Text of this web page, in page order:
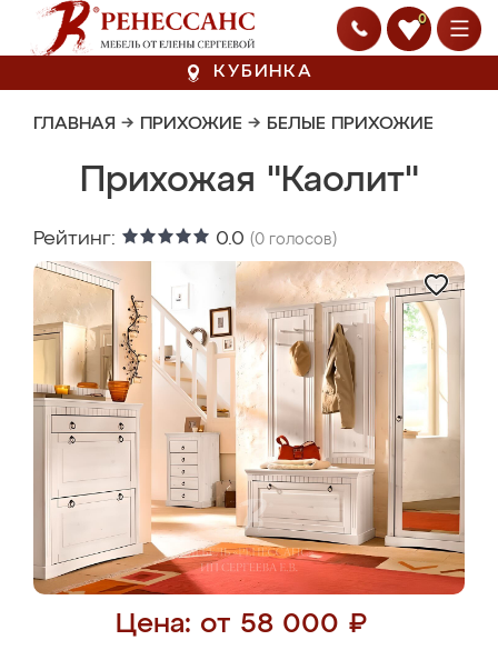
0
КУБИНКА
ГЛАВНАЯ → ПРИХОЖИЕ → БЕЛЫЕ ПРИХОЖИЕ
Прихожая "Каолит"
Рейтинг: 0.0 (0 голосов)
Цена: от 58 000 ₽